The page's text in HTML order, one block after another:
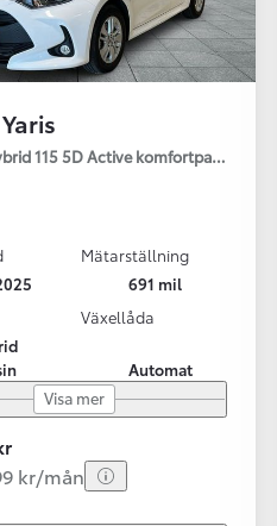
115 5D Active komfortpaket
Mätarställning
691 mil
Växellåda
Automat
Visa mer
kr/mån